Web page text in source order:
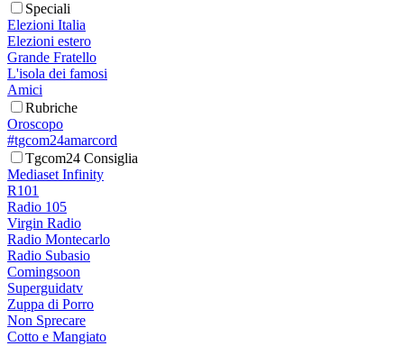
Speciali
Elezioni Italia
Elezioni estero
Grande Fratello
L'isola dei famosi
Amici
Rubriche
Oroscopo
#tgcom24amarcord
Tgcom24 Consiglia
Mediaset Infinity
R101
Radio 105
Virgin Radio
Radio Montecarlo
Radio Subasio
Comingsoon
Superguidatv
Zuppa di Porro
Non Sprecare
Cotto e Mangiato